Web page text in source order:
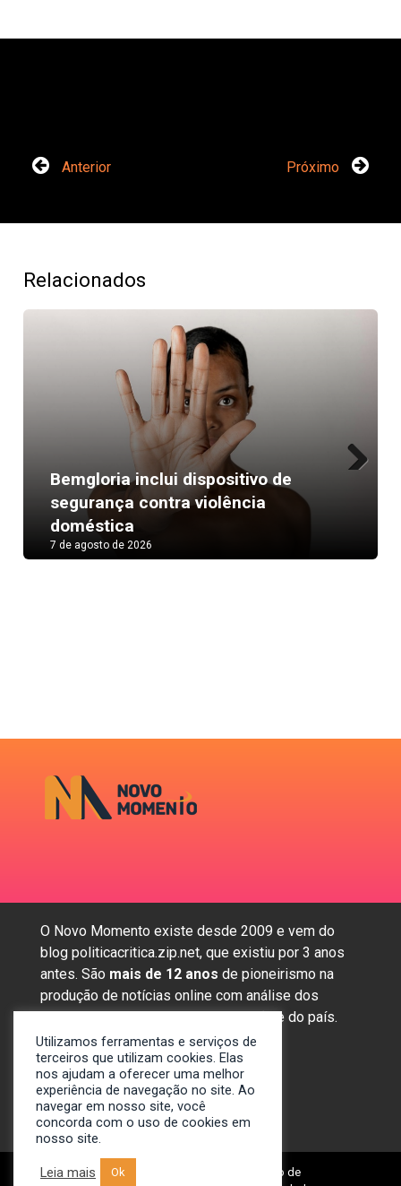
Anterior Próximo
Relacionados
Bemgloria inclui dispositivo de
segurança contra violência
doméstica
7 de agosto de 2026
O Novo Momento existe desde 2009 e vem do
blog politicacritica.zip.net, que existiu por 3 anos
antes. São mais de 12 anos de pioneirismo na
produção de notícias online com análise dos
assuntos mais importantes da região e do país.
Sobre nós
Anunciar
Contato
© 2009-2024. Portal Novo Momento de
Utilizamos ferramentas e serviços de
terceiros que utilizam cookies. Elas
nos ajudam a oferecer uma melhor
experiência de navegação no site. Ao
navegar em nosso site, você
concorda com o uso de cookies em
nosso site.
Leia mais Ok